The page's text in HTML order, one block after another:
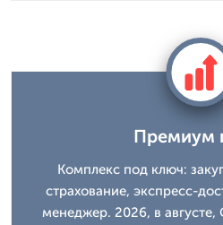
Премиум
Комплекс под ключ:
страхование, экспресс-
менеджер. 2026, в